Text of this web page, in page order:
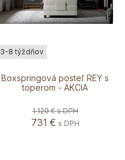
Boxspringová posteľ REY s
toperom - AKCIA
3-8 týždňov
1 120 €s DPH
731 € s DPH